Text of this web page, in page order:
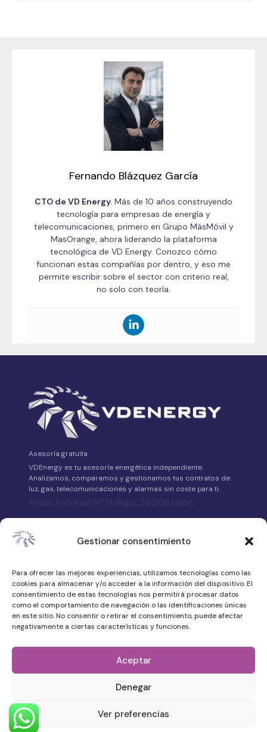
Gestionar consentimiento
Para ofrecer las mejores experiencias, utilizamos tecnologías como las
cookies para almacenar y/o acceder a la información del dispositivo. El
consentimiento de estas tecnologías nos permitirá procesar datos
como el comportamiento de navegación o las identificaciones únicas
en este sitio. No consentir o retirar el consentimiento, puede afectar
negativamente a ciertas características y funciones.
Aceptar
Denegar
Ver preferencias
Fernando Blázquez García
CTO de VD Energy. Más de 10 años construyendo
tecnología para empresas de energía y
telecomunicaciones, primero en Grupo MásMóvil y
MasOrange, ahora liderando la plataforma
tecnológica de VD Energy. Conozco cómo
funcionan estas compañías por dentro, y eso me
permite escribir sobre el sector con criterio real,
no solo con teoría.
Asesoría gratuita
VDEnergy es tu asesoría energética independiente.
Analizamos, comparamos y gestionamos tus contratos de
luz, gas, telecomunicaciones y alarmas sin coste para ti.
Avda. Asturias Nº14 Bajo, 24008 León
·
atencionalcliente@vdenergy.es
Política de privacidad
Aviso legal
Trabaja con nosotros